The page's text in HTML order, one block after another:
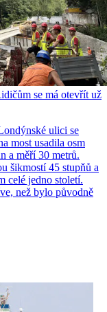
se má otevřít už
ulici se
most usadila osm
a měří 30 metrů.
šikmostí 45 stupňů a
celé jedno století.
než bylo původně